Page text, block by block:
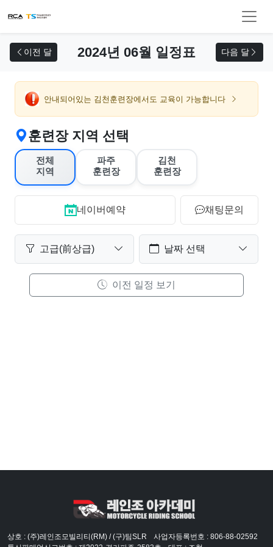
이전 달 2024년 06월 일정표 다음 달
안내되어있는 김천훈련장에서도 교육이 가능합니다
훈련장 지역 선택
전체
지역
파주
훈련장
김천
훈련장
네이버예약 채팅문의
고급(前상급) 날짜 선택
이전 일정 보기
상호 : (주)레인조모빌리티(RM) / (구)팀SLR
사업자등록번호 : 806-88-02592